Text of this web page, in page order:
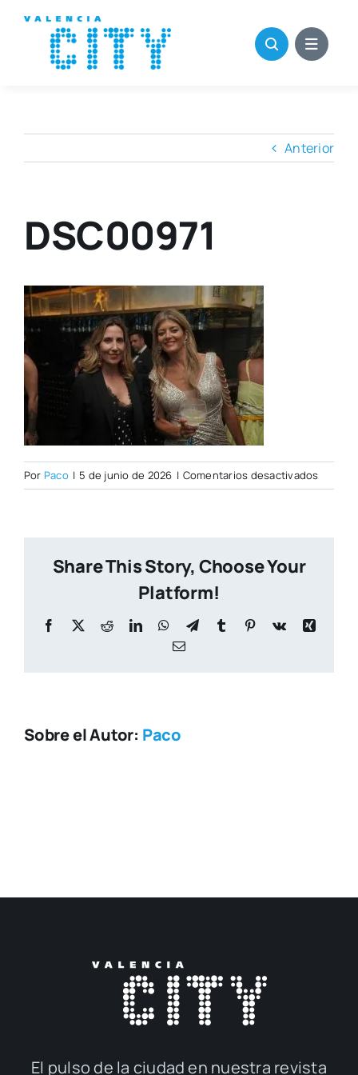
contenido
Anterior
DSC00971
Por Paco | 5 de junio de 2026 | Comentarios desactivadosen
Share This Story, Choose Your
Platform!
Facebook
X RedditLinkedInWhatsApp
TelegramTumblr Pinterest
Vk
Xing
Correo
Sobre el Autor: Paco
El pul­so de la ciu­dad en nues­tra revis­ta